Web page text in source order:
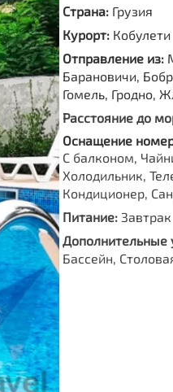
Страна: Грузия
Курорт: Кобулети
Отправление из:
Барановичи,
Гомель, Гродно,
Расстояние до
Оснащение
С балконом,
Холодильник,
Кондиционер,
Питание:Завтрак
Дополнительные
Бассейн,